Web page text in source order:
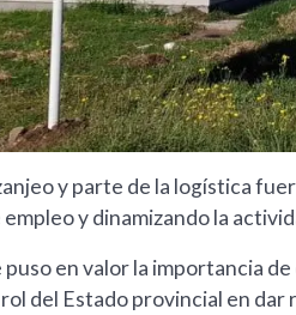
y parte de la logística
y dinamizando la
puso en valor la importancia
del Estado provincial en